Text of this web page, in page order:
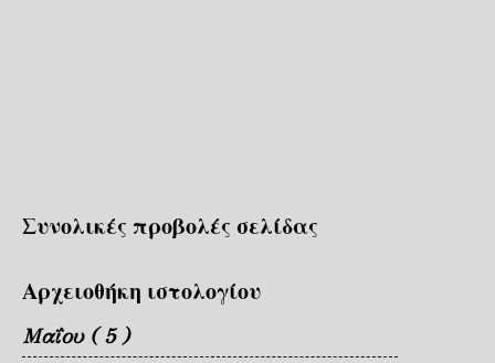
Συνολικές προβολές σελίδας
Αρχειοθήκη ιστολογίου
Μαΐου ( 5 )